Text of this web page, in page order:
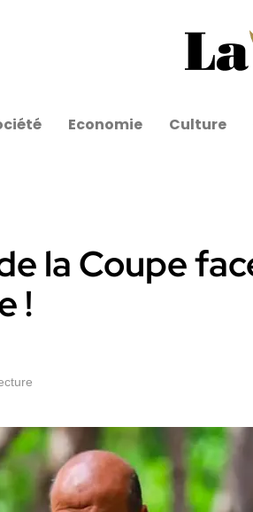
Economie Culture
la Coupe
!